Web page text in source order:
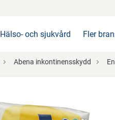
Hälso- och sjukvård Fler
Abena inkontinensskydd